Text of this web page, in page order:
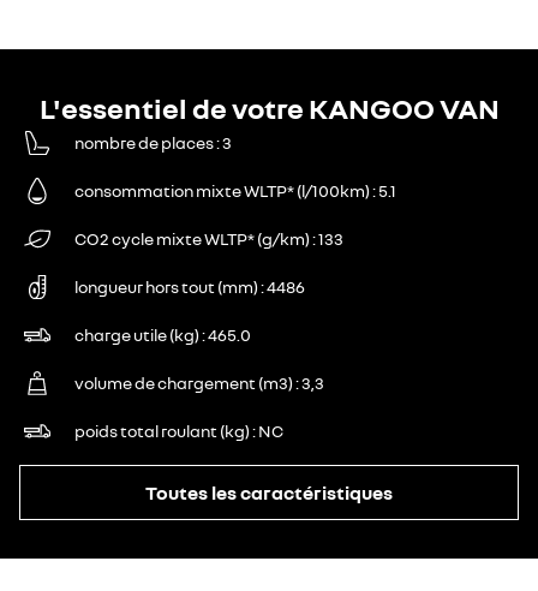
L'essentiel de votre KANGOO VAN
nombre de places 3
consommation mixte WLTP* (l/100km) 5.1
CO2 cycle mixte WLTP* (g/km) 133
longueur hors tout (mm) 4486
charge utile (kg) 465.0
volume de chargement (m3) 3,3
poids total roulant (kg) NC
Toutes les caractéristiques